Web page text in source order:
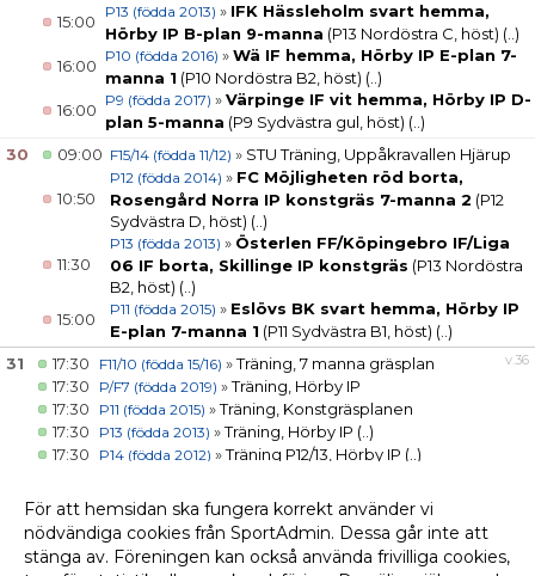
15:00
P13 (födda 2013) » IFK Hässleholm svart hemma,
Hörby IP B-plan 9-manna (P13 Nordöstra C, höst) (..)
16:00
P10 (födda 2016) »Wä IF hemma, Hörby IP E-plan 7-
manna 1 (P10 Nordöstra B2, höst) (..)
16:00
P9 (födda 2017) »Värpinge IF vit hemma, Hörby IP D-
plan 5-manna (P9 Sydvästra gul, höst) (..)
30
09:00 F15/14 (födda 11/12) » STU Träning, Uppåkravallen Hjärup
10:50
P12 (födda 2014) » FC Möjligheten röd borta,
Rosengård Norra IP konstgräs 7-manna 2 (P12
Sydvästra D, höst) (..)
11:30
P13 (födda 2013) » Österlen FF/Köpingebro IF/Liga
06 IF borta, Skillinge IP konstgräs (P13 Nordöstra
B2, höst) (..)
15:00
P11 (födda 2015) » Eslövs BK svart hemma, Hörby IP
E-plan 7-manna 1 (P11 Sydvästra B1, höst) (..)
v.36
31 17:30 F11/10 (födda 15/16) »Träning, 7 manna gräsplan
17:30
P/F7 (födda 2019) »Träning, Hörby IP
17:30
P11 (födda 2015) »Träning, Konstgräsplanen
17:30
P13 (födda 2013) »Träning, Hörby IP (..)
17:30
P14 (födda 2012) »Träning P12/13, Hörby IP (..)
19:00
Herrar »
Träning, Hörby IP A plan
19:00 Junior U19 Träning, Hörby IP - B-plan
19:00P15 (födda 2011) » Träning, Hörby IP
För att hemsidan ska fungera korrekt använder vi
nödvändiga cookies från SportAdmin. Dessa går inte att
stänga av. Föreningen kan också använda frivilliga cookies,